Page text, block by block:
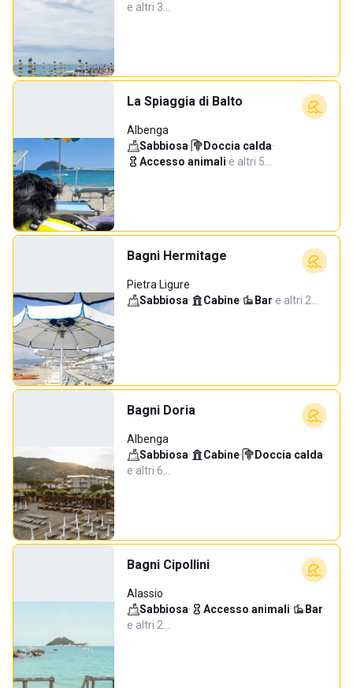
e altri 3…
La Spiaggia di Balto
Albenga
Sabbiosa· Doccia calda·
Accesso animali·e altri 5…
Bagni Hermitage
Pietra Ligure
Sabbiosa· Cabine· Bar·e altri 2…
Bagni Doria
Albenga
Sabbiosa· Cabine· Doccia calda·
e altri 6…
Bagni Cipollini
Alassio
Sabbiosa· Accesso animali· Bar·
e altri 2…